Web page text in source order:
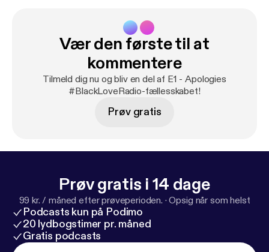
Vær den første til at
kommentere
Tilmeld dig nu og bliv en del af E1 - Apologies
#BlackLoveRadio-fællesskabet!
Prøv gratis
Prøv gratis i 14 dage
99 kr. / måned efter prøveperioden. ·Opsig når som helst
Podcasts kun på Podimo
20 lydbogstimer pr. måned
Gratis podcasts